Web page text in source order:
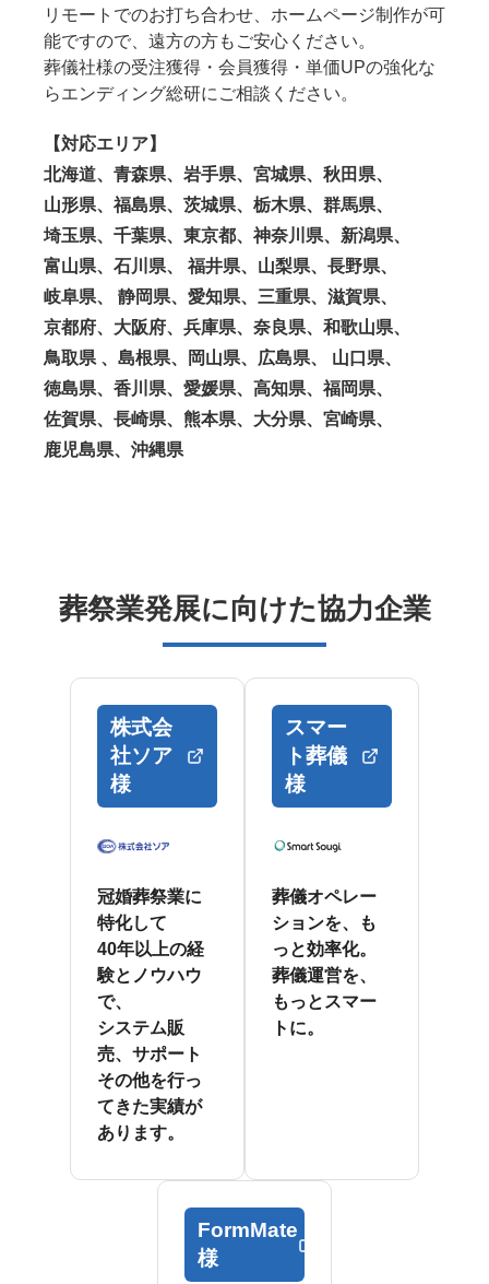
リモートでのお打ち合わせ、ホームページ制作が可
能ですので、遠方の方もご安心ください。
葬儀社様の受注獲得・会員獲得・単価UPの強化な
らエンディング総研にご相談ください。
【対応エリア】
北海道、青森県、岩手県、宮城県、秋田県、
山形県、福島県、茨城県、栃木県、群馬県、
埼玉県、千葉県、東京都、神奈川県、新潟県、
富山県、石川県、 福井県、山梨県、長野県、
岐阜県、 静岡県、愛知県、三重県、滋賀県、
京都府、大阪府、兵庫県、奈良県、和歌山県、
鳥取県 、島根県、岡山県、広島県、 山口県、
徳島県、香川県、愛媛県、高知県、福岡県、
佐賀県、長崎県、熊本県、大分県、宮崎県、
鹿児島県、沖縄県
葬祭業発展に向けた協力企業
株式会
社ソア
様
冠婚葬祭業に
特化して
40年以上の経
験とノウハウ
で、
システム販
売、サポート
その他を行っ
てきた実績が
あります。
スマー
ト葬儀
様
葬儀オペレー
ションを、も
っと効率化。
葬儀運営を、
もっとスマー
トに。
FormMate
様